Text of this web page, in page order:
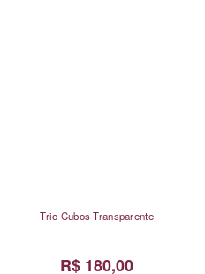
Trio Cubos Transparente
R$ 180,00